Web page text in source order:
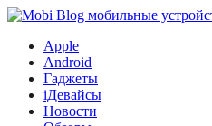
Apple
Android
Гаджеты
iДевайсы
Новости